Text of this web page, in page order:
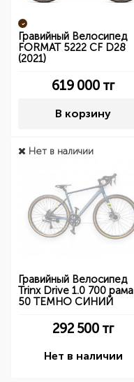
Гравийный Велосипед
FORMAT 5222 CF D28
(2021)
619 000 тг
В корзину
Нет в наличии
Гравийный Велосипед
Trinx Drive 1.0 700 рама
50 ТЕМНО СИНИЙ
292 500 тг
Нет в наличии